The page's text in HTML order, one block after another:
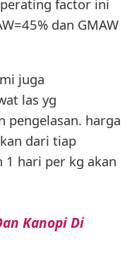
factor ini
dan GMAW
juga
las yg
pengelasan. harga
dari tiap
1 hari per kg akan
Kanopi Di